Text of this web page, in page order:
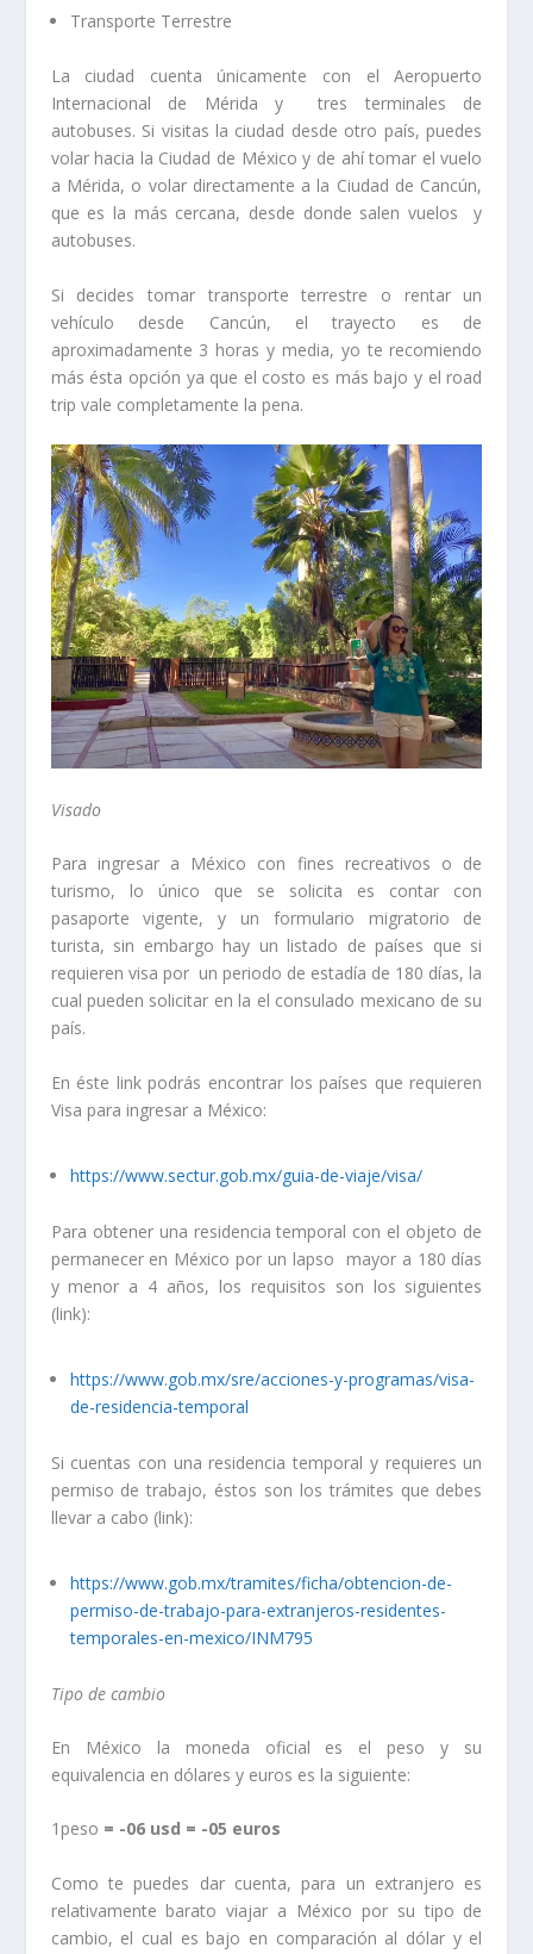
Transporte Terrestre
La ciudad cuenta únicamente con el Aeropuerto
Internacional de Mérida y tres terminales de
autobuses. Si visitas la ciudad desde otro país, puedes
volar hacia la Ciudad de México y de ahí tomar el vuelo
a Mérida, o volar directamente a la Ciudad de Cancún,
que es la más cercana, desde donde salen vuelos y
autobuses.
Si decides tomar transporte terrestre o rentar un
vehículo desde Cancún, el trayecto es de
aproximadamente 3 horas y media, yo te recomiendo
más ésta opción ya que el costo es más bajo y el road
trip vale completamente la pena.
Visado
Para ingresar a México con fines recreativos o de
turismo, lo único que se solicita es contar con
pasaporte vigente, y un formulario migratorio de
turista, sin embargo hay un listado de países que si
requieren visa por un periodo de estadía de 180 días, la
cual pueden solicitar en la el consulado mexicano de su
país.
En éste link podrás encontrar los países que requieren
Visa para ingresar a México:
https://www.sectur.gob.mx/guia-de-viaje/visa/
Para obtener una residencia temporal con el objeto de
permanecer en México por un lapso mayor a 180 días
y menor a 4 años, los requisitos son los siguientes
(link):
https://www.gob.mx/sre/acciones-y-programas/visa-
de-residencia-temporal
Si cuentas con una residencia temporal y requieres un
permiso de trabajo, éstos son los trámites que debes
llevar a cabo (link):
https://www.gob.mx/tramites/ficha/obtencion-de-
permiso-de-trabajo-para-extranjeros-residentes-
temporales-en-mexico/INM795
Tipo de cambio
En México la moneda oficial es el peso y su
equivalencia en dólares y euros es la siguiente:
1peso = -06 usd = -05 euros
Como te puedes dar cuenta, para un extranjero es
relativamente barato viajar a México por su tipo de
cambio, el cual es bajo en comparación al dólar y el